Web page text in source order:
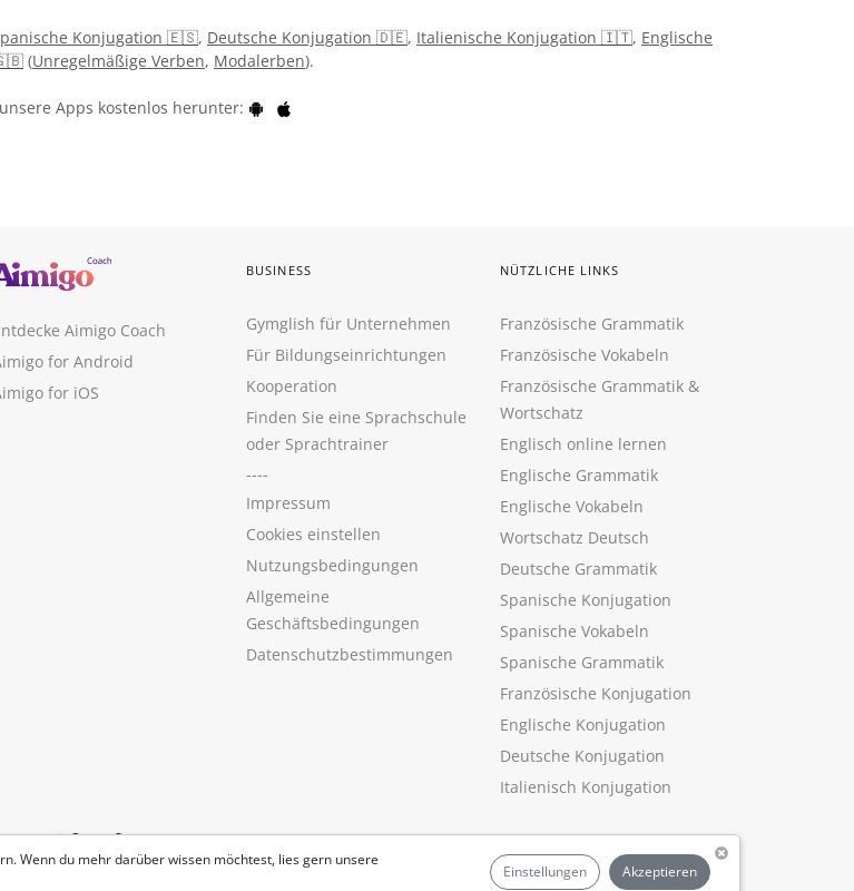
Konjugation 🇪🇸, Deutsche Konjugation 🇩🇪, Italienische Konjugation 🇮🇹, Englische
(Unregelmäßige Verben, Modalerben).
Apps kostenlos herunter:
Wenn du mehr darüber wissen möchtest, lies gern unsere
Einstellungen Akzeptieren
Aimigo Coach
for Android
for iOS
BUSINESS
Gymglish für Unternehmen
Für Bildungseinrichtungen
Kooperation
Finden Sie eine Sprachschule
oder Sprachtrainer
----
Impressum
Cookies einstellen
Nutzungsbedingungen
Allgemeine
Geschäftsbedingungen
Datenschutzbestimmungen
NÜTZLICHE LINKS
Französische Grammatik
Französische Vokabeln
Französische Grammatik &
Wortschatz
Englisch online lernen
Englische Grammatik
Englische Vokabeln
Wortschatz Deutsch
Deutsche Grammatik
Spanische Konjugation
Spanische Vokabeln
Spanische Grammatik
Französische Konjugation
Englische Konjugation
Deutsche Konjugation
Italienisch Konjugation